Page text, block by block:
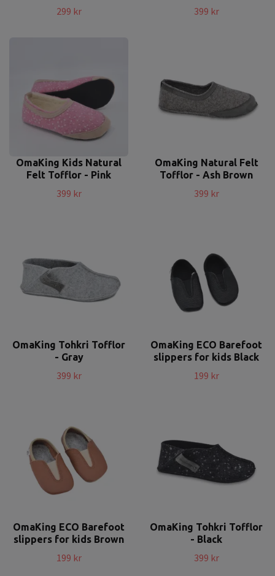
299 kr 399 kr
OmaKing Kids Natural
Felt Tofflor - Pink
399 kr
OmaKing Natural Felt
Tofflor - Ash Brown
399 kr
OmaKing Tohkri Tofflor
- Gray
399 kr
OmaKing ECO Barefoot
slippers for kids Black
199 kr
OmaKing ECO Barefoot
slippers for kids Brown
199 kr
OmaKing Tohkri Tofflor
- Black
399 kr